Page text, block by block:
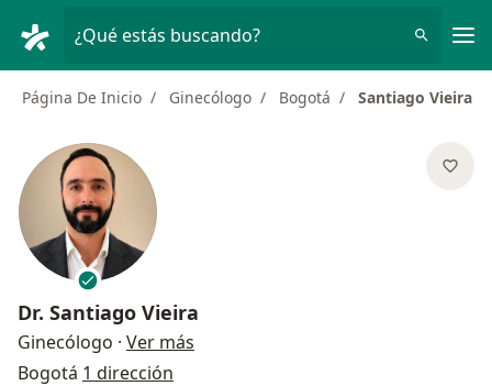
¿Qué estás buscando?
Página De Inicio Ginecólogo Bogotá Santiago Vieira
Dr. Santiago Vieira
Ginecólogo · Ver más
Bogotá 1 dirección